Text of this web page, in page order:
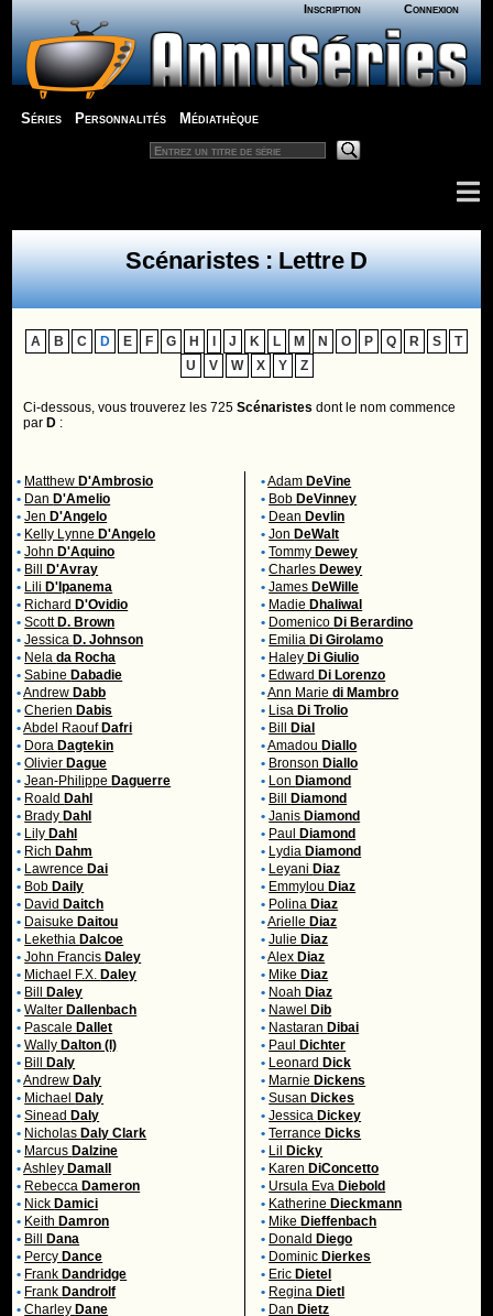
Inscription Connexion
Séries Personnalités Médiathèque
Scénaristes : Lettre D
A B C D E F G H J K L M N O P Q R S
T
U
V W X Y Z
Ci-dessous, vous trouverez les 725Scénaristes dont le nom commence
par D :
• Matthew D'Ambrosio
• Dan D'Amelio
• Jen D'Angelo
• Kelly Lynne D'Angelo
• John D'Aquino
• Bill
D'Avray
• Lili D'Ipanema
• Richard D'Ovidio
• Scott D. Brown
• Jessica D. Johnson
• Nelada Rocha
• Sabine Dabadie
•Andrew Dabb
• Cherien Dabis
•Abdel Raouf Dafri
• Dora Dagtekin
• Olivier Dague
• Jean-Philippe Daguerre
• Roald Dahl
• Brady Dahl
• Lily Dahl
• Rich Dahm
• Lawrence Dai
• Bob Daily
• David Daitch
• Daisuke Daitou
• Lekethia Dalcoe
• John Francis Daley
• Michael F.X. Daley
• Bill
Daley
• Walter Dallenbach
• Pascale Dallet
• Wally Dalton (I)
• Bill
Daly
•Andrew Daly
• Michael
Daly
• Sinead Daly
• Nicholas Daly Clark
• Marcus Dalzine
•Ashley Damall
• Rebecca Dameron
• Nick Damici
• Keith Damron
• Bill
Dana
• Percy Dance
• Frank Dandridge
• Frank Dandrolf
• Charley Dane
•Adam DeVine
• Bob DeVinney
• Dean Devlin
• Jon DeWalt
• Tommy Dewey
• Charles Dewey
• James DeWille
• Madie Dhaliwal
• Domenico Di Berardino
• Emilia Di Girolamo
• Haley Di Giulio
• Edward Di Lorenzo
•Ann Mariedi Mambro
• Lisa Di Trolio
• Bill
Dial
•Amadou Diallo
• Bronson Diallo
• Lon Diamond
• Bill
Diamond
• Janis Diamond
• Paul
Diamond
• Lydia Diamond
• Leyani Diaz
• Emmylou Diaz
• Polina Diaz
•Arielle Diaz
• Julie Diaz
•Alex Diaz
• Mike Diaz
• Noah Diaz
• Nawel
Dib
• Nastaran Dibai
• Paul
Dichter
• Leonard Dick
• Marnie Dickens
• Susan Dickes
• Jessica Dickey
• Terrance Dicks
• Lil
Dicky
• Karen DiConcetto
• Ursula Eva Diebold
• Katherine Dieckmann
• Mike Dieffenbach
• Donald Diego
• Dominic Dierkes
• Eric Dietel
• Regina Dietl
• Dan Dietz